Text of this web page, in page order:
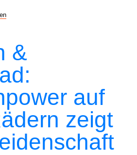
&
auf
zeigt